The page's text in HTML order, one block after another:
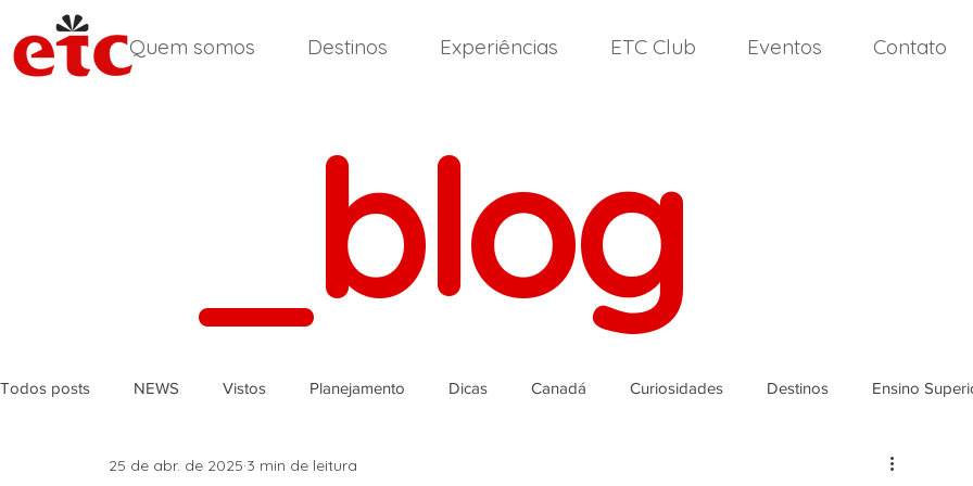
Quem somos Destinos Experiências ETC Club Eventos Contato
_blog
Todos posts NEWS Vistos Planejamento Dicas Canadá Curiosidades Destinos Ensino
África do Sul Reino Unido Inglês
25 de abr. de 2025 3 min de leitura